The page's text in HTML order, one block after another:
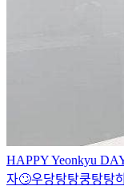
HAPPY Yeonkyu
자🙄우당탕탕쿵탕탕